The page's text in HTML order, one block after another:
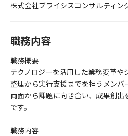
株式会社ブライシスコンサルティン
職務内容
職務概要
テクノロジーを活用した業務変革や
整理から実行支援までを担うメン
両面から課題に向き合い、成果創出
です。
職務内容